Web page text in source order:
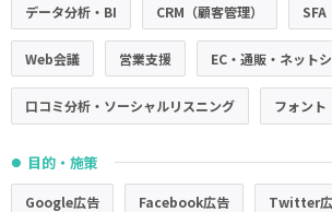
データ分析・BI CRM（顧客管理） SFA
Web会議 営業支援 EC・通販・ネット
口コミ分析・ソーシャルリスニング フォント
● 目的・施策
Google広告 Facebook広告 Twitter